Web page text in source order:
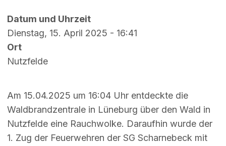
Datum und Uhrzeit
Dienstag, 15. April 2025 - 16:41
Ort
Nutzfelde
Am 15.04.2025 um 16:04 Uhr entdeckte die
Waldbrandzentrale in Lüneburg über den Wald in
Nutzfelde eine Rauchwolke. Daraufhin wurde der
1. Zug der Feuerwehren der SG Scharnebeck mit